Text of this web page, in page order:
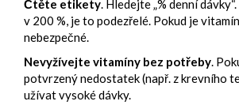
Čtěte etikety. Hledejte „% denní
v 200 %, je to podezřelé. Pokud je
nebezpečné.
Nevyžívejte vitamíny bez potřeby.
potvrzený nedostatek (např. z krevního
užívat vysoké dávky.